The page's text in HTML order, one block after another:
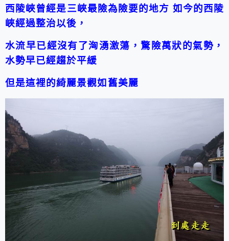
西陵峽曾經是三峽最險為險要的地方 如今的西陵
峽經過整治以後，
水流早已經沒有了洶湧激蕩，驚險萬狀的氣勢，
水勢早已經趨於平緩
但是這裡的綺麗景觀如舊美麗